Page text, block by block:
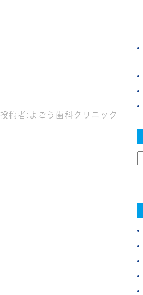
投稿者: よごう歯科クリニック